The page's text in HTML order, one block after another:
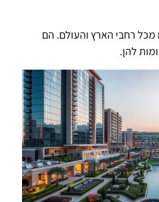
מכל רחבי הארץ והעולם. הם
להן.